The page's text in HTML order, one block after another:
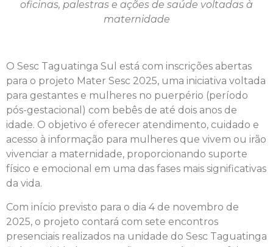
oficinas, palestras e ações de saúde voltadas à
maternidade
O Sesc Taguatinga Sul está com inscrições abertas
para o projeto Mater Sesc 2025, uma iniciativa voltada
para gestantes e mulheres no puerpério (período
pós-gestacional) com bebês de até dois anos de
idade. O objetivo é oferecer atendimento, cuidado e
acesso à informação para mulheres que vivem ou irão
vivenciar a maternidade, proporcionando suporte
físico e emocional em uma das fases mais significativas
da vida.
Com início previsto para o dia 4 de novembro de
2025, o projeto contará com sete encontros
presenciais realizados na unidade do Sesc Taguatinga